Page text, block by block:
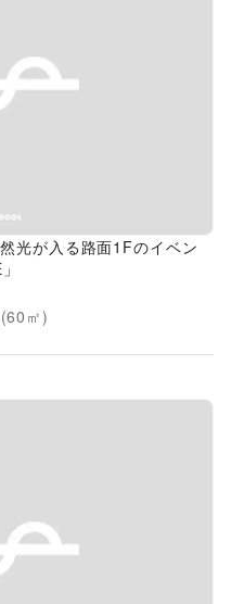
光が入る路面1Fのイベン
60 ㎡)